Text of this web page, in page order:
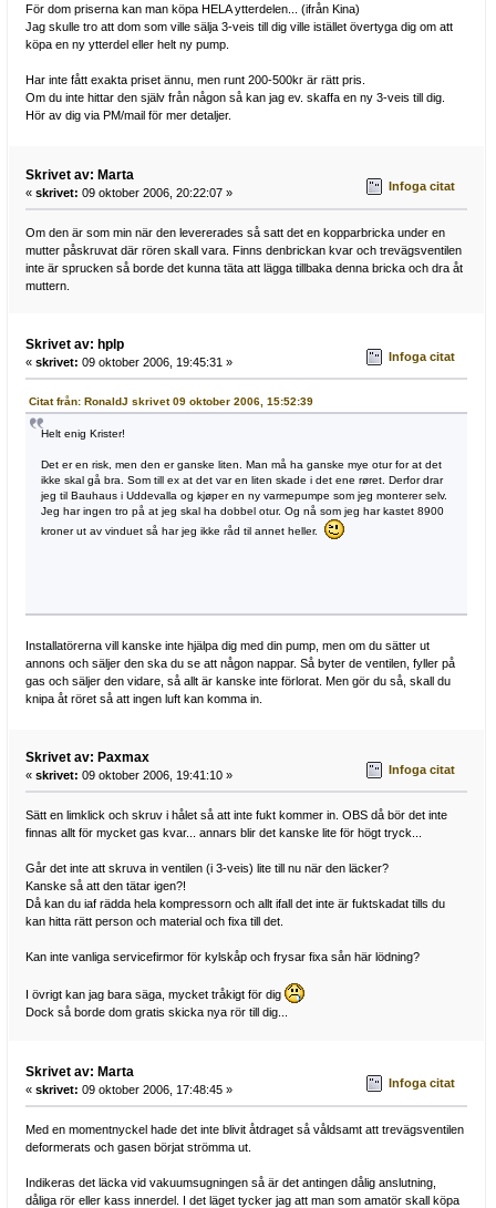
För dom priserna kan man köpa HELA ytterdelen... (ifrån Kina)
Jag skulle tro att dom som ville sälja 3-veis till dig ville istället övertyga dig om att
köpa en ny ytterdel eller helt ny pump.
Har inte fått exakta priset ännu, men runt 200-500kr är rätt pris.
Om du inte hittar den själv från någon så kan jag ev. skaffa en ny 3-veis till dig.
Hör av dig via PM/mail för mer detaljer.
Skrivet av: Marta
« skrivet: 09 oktober 2006, 20:22:07 » Infoga citat
Om den är som min när den levererades så satt det en kopparbricka under en
mutter påskruvat där rören skall vara. Finns denbrickan kvar och trevägsventilen
inte är sprucken så borde det kunna täta att lägga tillbaka denna bricka och dra åt
muttern.
Skrivet av: hplp
« skrivet: 09 oktober 2006, 19:45:31 » Infoga citat
Citat från: RonaldJ skrivet 09 oktober 2006, 15:52:39
Helt enig Krister!
Det er en risk, men den er ganske liten. Man må ha ganske mye otur for at det
ikke skal gå bra. Som till ex at det var en liten skade i det ene røret. Derfor drar
jeg til Bauhaus i Uddevalla og kjøper en ny varmepumpe som jeg monterer selv.
Jeg har ingen tro på at jeg skal ha dobbel otur. Og nå som jeg har kastet 8900
kroner ut av vinduet så har jeg ikke råd til annet heller.
Installatörerna vill kanske inte hjälpa dig med din pump, men om du sätter ut
annons och säljer den ska du se att någon nappar. Så byter de ventilen, fyller på
gas och säljer den vidare, så allt är kanske inte förlorat. Men gör du så, skall du
knipa åt röret så att ingen luft kan komma in.
Skrivet av: Paxmax
« skrivet: 09 oktober 2006, 19:41:10 » Infoga citat
Sätt en limklick och skruv i hålet så att inte fukt kommer in. OBS då bör det inte
finnas allt för mycket gas kvar... annars blir det kanske lite för högt tryck...
Går det inte att skruva in ventilen (i 3-veis) lite till nu när den läcker?
Kanske så att den tätar igen?!
Då kan du iaf rädda hela kompressorn och allt ifall det inte är fuktskadat tills du
kan hitta rätt person och material och fixa till det.
Kan inte vanliga servicefirmor för kylskåp och frysar fixa sån här lödning?
I övrigt kan jag bara säga, mycket tråkigt för dig
Dock så borde dom gratis skicka nya rör till dig...
Skrivet av: Marta
« skrivet: 09 oktober 2006, 17:48:45 » Infoga citat
Med en momentnyckel hade det inte blivit åtdraget så våldsamt att trevägsventilen
deformerats och gasen börjat strömma ut.
Indikeras det läcka vid vakuumsugningen så är det antingen dålig anslutning,
dåliga rör eller kass innerdel. I det läget tycker jag att man som amatör skall köpa